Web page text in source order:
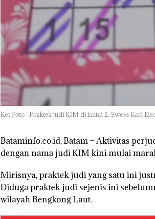
Ket Foto : Praktek judi KIM di lantai 2, Swess Kari
Bataminfo.co.id, Batam – Aktivitas
dengan nama judi KIM kini mulai
Mirisnya, praktek judi yang satu ini
Diduga praktek judi sejenis ini
wilayah Bengkong Laut.
Aktifitas Judi
di Batam
di Batam Center